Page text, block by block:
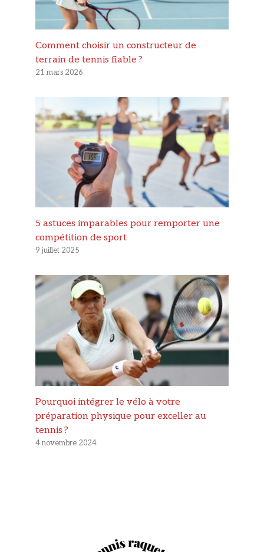
Comment choisir un constructeur de
terrain de tennis fiable ?
21 mars 2026
5 astuces imparables pour remporter une
compétition de sport
9 juillet 2025
Pourquoi intégrer le vélo à votre
préparation physique pour exceller au
tennis ?
4 novembre 2024